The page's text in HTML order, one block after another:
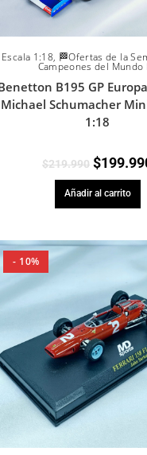
Escala 1:18, 🏁Ofertas de la
Campeones del Mundo
B195 GP
Michael Schumacher
1:18
$219.990 $
Añadir al carrito
- 10%